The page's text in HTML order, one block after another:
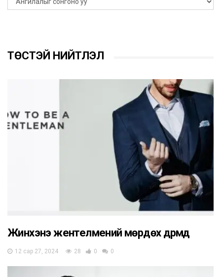
ТӨСТЭЙ НИЙТЛЭЛ
Жинхэнэ жентелмений мөрдөх дүрмүүд
12 сар 27, 2024 28 0 0